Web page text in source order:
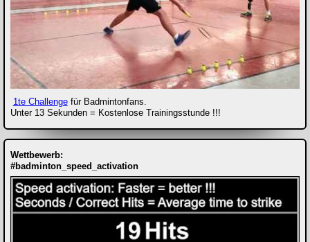
1te Challengefür Badmintonfans.
Unter 13 Sekunden = Kostenlose Trainingsstunde !!!
Wettbewerb:
#badminton_speed_activation